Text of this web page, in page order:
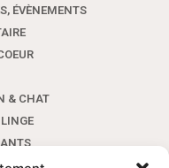
ÉVÈNEMENTS
& CHAT
ESSENTIELLES